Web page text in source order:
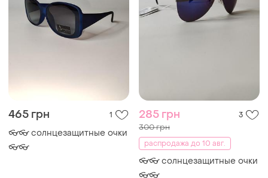
465 грн 1
👓👓 солнцезащитные очки
👓👓
285 грн 3
300 грн
распродажа до 10 авг.
👓👓 солнцезащитные очки
👓👓